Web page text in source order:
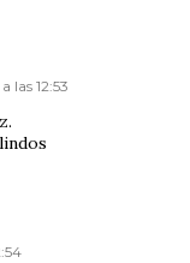
las 12:53